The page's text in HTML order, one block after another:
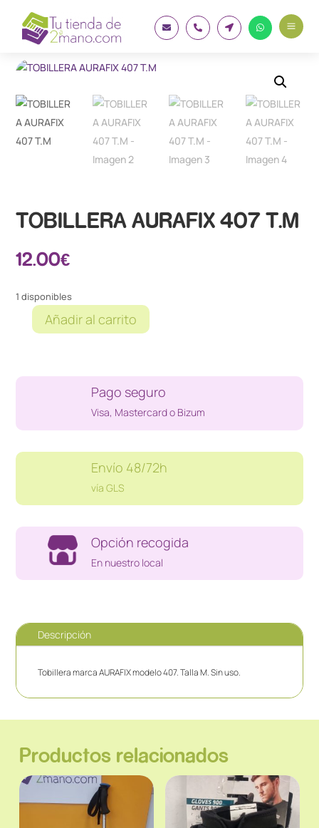
    a
TOBILLERA AURAFIX 407 T.M
12.00€
1 disponibles
TOBILLERA
T.M
Añadir al carrito
Pago seguro
Visa, Mastercard o Bizum
Envío 48/72h
vía GLS
Opción recogida
En nuestro local
Descripción
Tobillera marca AURAFIX modelo 407. Talla M. Sin uso.
Productos relacionados